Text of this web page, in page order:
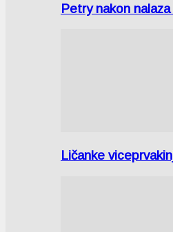
Petry nakon
Ličanke